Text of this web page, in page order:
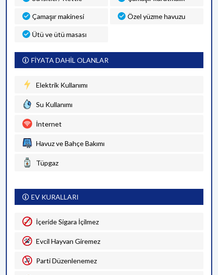
Çamaşır makinesi Özel yüzme havuzu
Ütü ve ütü masası
FİYATA DAHİL OLANLAR
Elektrik Kullanımı
Su Kullanımı
İnternet
Havuz ve Bahçe Bakımı
Tüpgaz
EV KURALLARI
İçeride Sigara İçilmez
Evcil Hayvan Giremez
Parti Düzenlenemez